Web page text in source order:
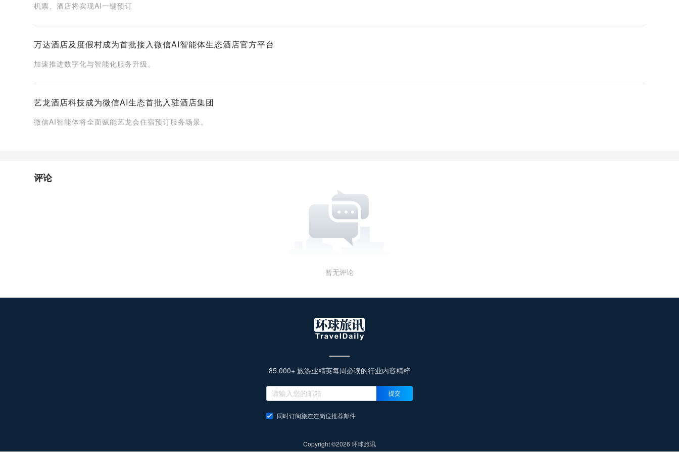
机票、酒店将实现AI一键预订
万达酒店及度假村成为首批接入微信AI智能体生态酒店官方平台
加速推进数字化与智能化服务升级。
艺龙酒店科技成为微信AI生态首批入驻酒店集团
微信AI智能体将全面赋能艺龙会住宿预订服务场景。
评论
暂无评论
85,000+ 旅游业精英每周必读的行业内容精粹
提交
同时订阅旅连连岗位推荐邮件
Copyright ©2026 环球旅讯